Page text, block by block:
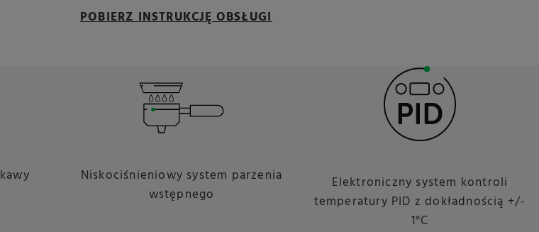
POBIERZ INSTRUKCJĘ OBSŁUGI
Niskociśnieniowy system parzenia
wstępnego
Elektroniczny system kontroli
temperatury PID z dokładnością +/-
1°C